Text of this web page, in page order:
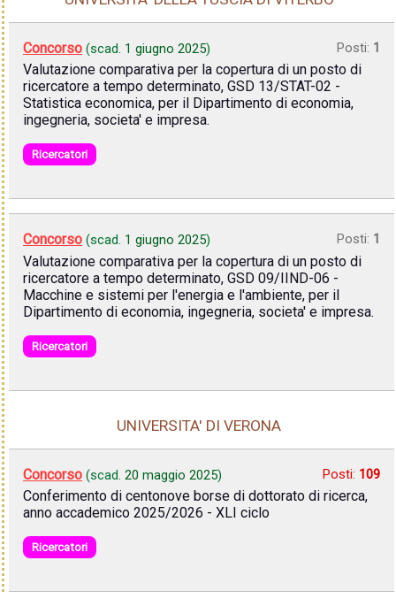
Concorso (scad. 1 giugno 2025) Posti: 1
Valutazione comparativa per la copertura di un posto di
ricercatore a tempo determinato, GSD 13/STAT-02 -
Statistica economica, per il Dipartimento di economia,
ingegneria, societa' e impresa.
Ricercatori
Concorso (scad. 1 giugno 2025) Posti: 1
Valutazione comparativa per la copertura di un posto di
ricercatore a tempo determinato, GSD 09/IIND-06 -
Macchine e sistemi per l'energia e l'ambiente, per il
Dipartimento di economia, ingegneria, societa' e impresa.
Ricercatori
UNIVERSITA' DI VERONA
Concorso (scad. 20 maggio 2025) Posti: 109
Conferimento di centonove borse di dottorato di ricerca,
anno accademico 2025/2026 - XLI ciclo
Ricercatori